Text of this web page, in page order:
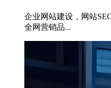
企业网站建设，网站
全网营销品...